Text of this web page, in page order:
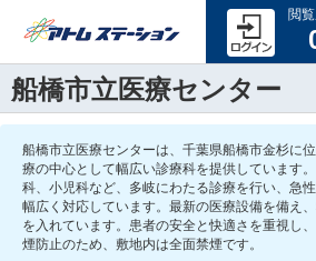
閲
船橋市立医療センター
船橋市立医療センターは、千葉県船橋市金杉に
療の中心として幅広い診療科を提供しています
科、小児科など、多岐にわたる診療を行い、急
幅広く対応しています。最新の医療設備を備え
を入れています。患者の安全と快適さを重視し
煙防止のため、敷地内は全面禁煙です。